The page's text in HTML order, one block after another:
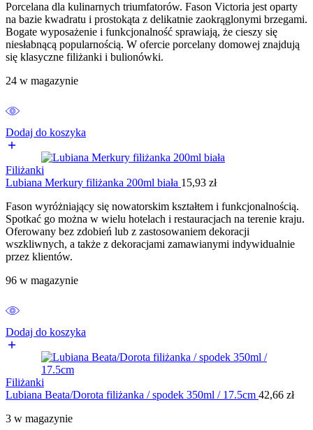
Porcelana dla kulinarnych triumfatorów. Fason Victoria jest oparty
na bazie kwadratu i prostokąta z delikatnie zaokrąglonymi brzegami.
Bogate wyposażenie i funkcjonalność sprawiają, że cieszy się
niesłabnącą popularnością. W ofercie porcelany domowej znajdują
się klasyczne filiżanki i bulionówki.
24 w magazynie
Dodaj do koszyka
Filiżanki
Lubiana Merkury filiżanka 200ml biała 15,93 zł
Fason wyróżniający się nowatorskim kształtem i funkcjonalnością.
Spotkać go można w wielu hotelach i restauracjach na terenie kraju.
Oferowany bez zdobień lub z zastosowaniem dekoracji
wszkliwnych, a także z dekoracjami zamawianymi indywidualnie
przez klientów.
96 w magazynie
Dodaj do koszyka
Filiżanki
Lubiana Beata/Dorota filiżanka / spodek 350ml / 17.5cm 42,66 zł
3 w magazynie